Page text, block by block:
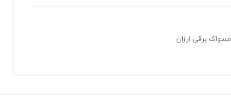
مسواک برقی ارزان